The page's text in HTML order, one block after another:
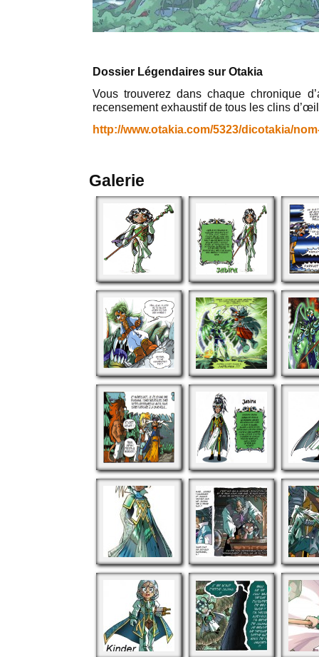
Dossier Légendaires sur Otakia
Vous trouverez dans chaque chronique
recensement exhaustif de tous les clins
http://www.otakia.com/5323/dicotakia/
Galerie